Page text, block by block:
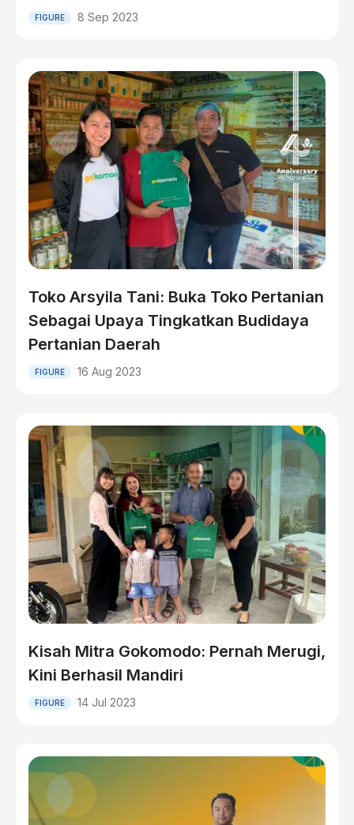
FIGURE 8 Sep 2023
Toko Arsyila Tani: Buka Toko Pertanian
Sebagai Upaya Tingkatkan Budidaya
Pertanian Daerah
FIGURE 16 Aug 2023
Kisah Mitra Gokomodo: Pernah Merugi,
Kini Berhasil Mandiri
FIGURE 14 Jul 2023